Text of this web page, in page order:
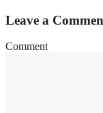
Leave a
Comment